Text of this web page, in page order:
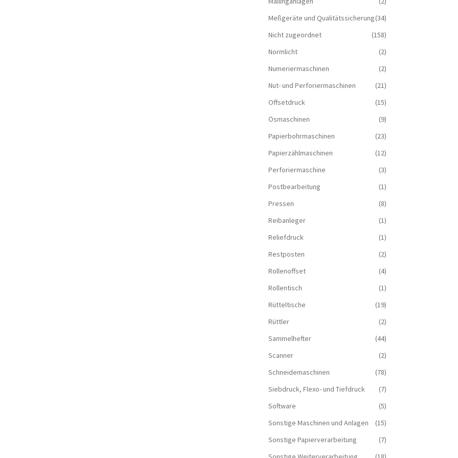
Meßgeräte und Qualitätssicherung(34)
Nicht zugeordnet
(158)
Normlicht
(2)
Numeriermaschinen
(2)
Nut- und Perforiermaschinen
(21)
Offsetdruck
(15)
Ösmaschinen
(9)
Papierbohrmaschinen
(23)
Papierzählmaschinen
(12)
Perforiermaschine
(3)
Postbearbeitung
(1)
Pressen
(8)
Reibanleger
(1)
Reliefdruck
(1)
Restposten
(2)
Rollenoffset
(4)
Rollentisch
(1)
Rütteltische
(19)
Rüttler
(2)
Sammelhefter
(44)
Scanner
(2)
Schneidemaschinen
(78)
Siebdruck, Flexo- und Tiefdruck
(7)
Software
(5)
Sonstige Maschinen und Anlagen
(15)
Sonstige Papierverarbeitung
(7)